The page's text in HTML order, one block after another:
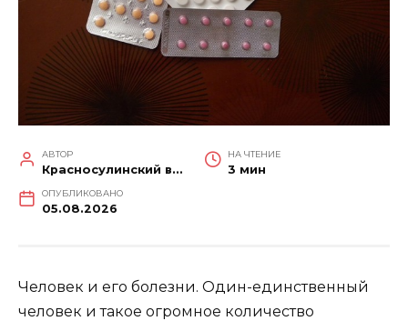
АВТОР
Красносулинский вестник
НА ЧТЕНИЕ
3 мин
ОПУБЛИКОВАНО
05.08.2026
Человек и его болезни. Один-единственный
человек и такое огромное количество